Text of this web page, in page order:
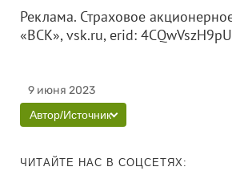
Реклама. Страховое
«ВСК», vsk.ru, erid:
9 июня 2023
Автор/Источник
ЧИТАЙТЕ НАС В СОЦСЕТЯХ: